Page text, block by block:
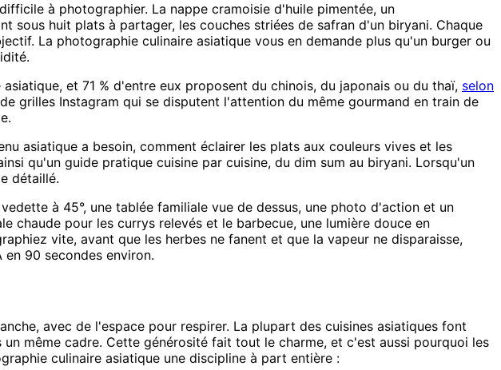
à photographier. La nappe cramoisie d'huile pimentée, un
sous huit plats à partager, les couches striées de safran d'un biryani. Chaque
La photographie culinaire asiatique vous en demande plus qu'un burger ou
et 71 % d'entre eux proposent du chinois, du japonais ou du thaï, selon
grilles Instagram qui se disputent l'attention du même gourmand en train de
asiatique a besoin, comment éclairer les plats aux couleurs vives et les
qu'un guide pratique cuisine par cuisine, du dim sum au biryani. Lorsqu'un
détaillé.
à 45°, une tablée familiale vue de dessus, une photo d'action et un
pour les currys relevés et le barbecue, une lumière douce en
vite, avant que les herbes ne fanent et que la vapeur ne disparaisse,
90 secondes environ.
avec de l'espace pour respirer. La plupart des cuisines asiatiques font
même cadre. Cette générosité fait tout le charme, et c'est aussi pourquoi les
culinaire asiatique une discipline à part entière :